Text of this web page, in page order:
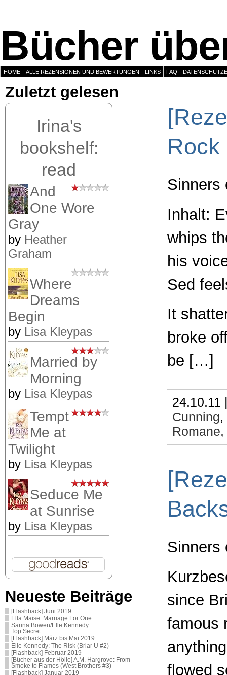
Bücher
HOME ALLE REZENSIONEN UND BEWERTUNGEN LINKS FAQ
Zuletzt gelesen
Irina's
bookshelf:
read
And
One Wore
Gray
by Heather
Graham
Where
Dreams
Begin
by Lisa Kleypas
Married by
Morning
by Lisa Kleypas
Tempt
Me at
Twilight
by Lisa Kleypas
Seduce Me
at Sunrise
by Lisa Kleypas
Neueste Beiträge
[Flashback] Juni 2019
Ella Maise: Marriage For One
Sarina Bowen/Elle Kennedy:
Top Secret
[Flashback] März bis Mai 2019
Elle Kennedy: The Risk (Briar U #2)
[Flashback] Februar 2019
[Bücher aus der Hölle] A.M. Hargrove: From
Smoke to Flames (West Brothers #3)
[Flashback] Januar 2019
Rock
Sinners
Inhalt:
whips
his
Sed
It
broke
be […]
24.10.11
Cunning,
Romane,
Sinners
since
famous
flowed